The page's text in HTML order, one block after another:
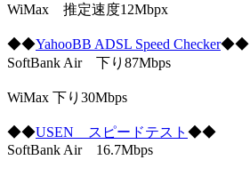
WiMax 推定速度12Mbpx
◆◆YahooBB ADSL Speed Checker◆◆
SoftBank Air 下り87Mbps
WiMax 下り30Mbps
◆◆USEN スピードテスト ◆◆
SoftBank Air 16.7Mbps